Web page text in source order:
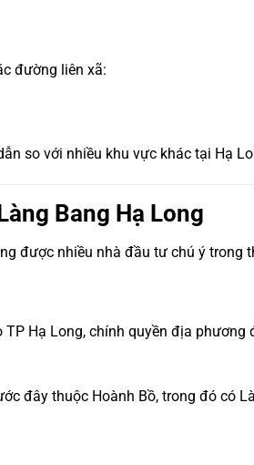
đường liên xã:
so với nhiều khu vực khác tại Hạ
Bang Hạ Long
được nhiều nhà đầu tư chú ý trong
Hạ Long, chính quyền địa
đây thuộc Hoành Bồ, trong đó có